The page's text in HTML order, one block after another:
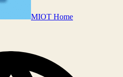
MIOT Home